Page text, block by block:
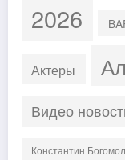
2026
Актеры
Видео
Константин